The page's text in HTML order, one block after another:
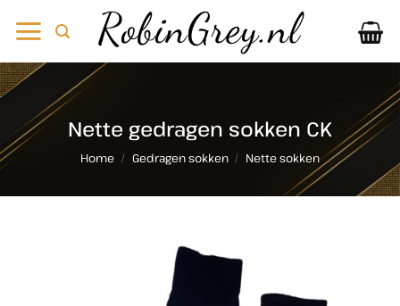
naar
Nette gedragen sokken CK
Home / Gedragen sokken / Nette sokken